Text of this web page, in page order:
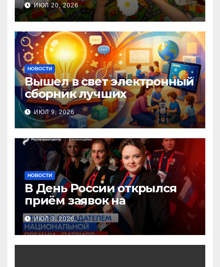
помощи, посвящённая Дню
семьи, любви и верности
ИЮЛ 20, 2026
НОВОСТИ
Вышел в свет электронный
сборник лучших
инновационных практик
педагогов дошкольного
образования!
ИЮЛ 9, 2026
НОВОСТИ
В День России открылся
приём заявок на
Национальную премию
«Патриот»
ИЮЛ 3, 2026